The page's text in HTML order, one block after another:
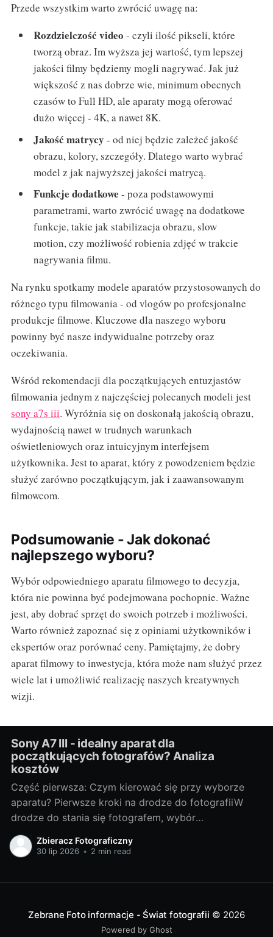
Przede wszystkim warto zwrócić uwagę na:
Rozdzielczość video - czyli ilość pikseli, które
tworzą obraz. Im wyższa jej wartość, tym lepszej
jakości filmy będziemy mogli nagrywać. Jak już
większość z nas dobrze wie, minimum obecnych
czasów to Full HD, ale aparaty mogą oferować
dużo więcej - 4K, a nawet 8K.
Jakość matrycy - od niej będzie zależeć jakość
obrazu, kolory, szczegóły. Dlatego warto wybrać
model z jak najwyższej jakości matrycą.
Funkcje dodatkowe - poza podstawowymi
parametrami, warto zwrócić uwagę na dodatkowe
funkcje, takie jak stabilizacja obrazu, slow
motion, czy możliwość robienia zdjęć w trakcie
nagrywania filmu.
Na rynku spotkamy modele aparatów przystosowanych do
różnego typu filmowania - od vlogów po profesjonalne
produkcje filmowe. Kluczowe dla naszego wyboru
powinny być nasze indywidualne potrzeby oraz
oczekiwania.
Wśród rekomendacji dla początkujących entuzjastów
filmowania jednym z najczęściej polecanych modeli jest
sony a7s iii. Wyróżnia się on doskonałą jakością obrazu,
wydajnością nawet w trudnych warunkach
oświetleniowych oraz intuicyjnym interfejsem
użytkownika. Jest to aparat, który z powodzeniem będzie
służyć zarówno początkującym, jak i zaawansowanym
filmowcom.
Podsumowanie - Jak dokonać
najlepszego wyboru?
Wybór odpowiedniego aparatu filmowego to decyzja,
która nie powinna być podejmowana pochopnie. Ważne
jest, aby dobrać sprzęt do swoich potrzeb i możliwości.
Warto również zapoznać się z opiniami użytkowników i
ekspertów oraz porównać ceny. Pamiętajmy, że dobry
aparat filmowy to inwestycja, która może nam służyć przez
wiele lat i umożliwić realizację naszych kreatywnych
wizji.
Sony A7 III - idealny aparat dla
początkujących fotografów? Analiza
kosztów
Część pierwsza: Czym kierować się przy wyborze
aparatu? Pierwsze kroki na drodze do fotografiiW
drodze do stania się fotografem, wybór
odpowiedniego sprzętu jest jednym z
najważniejszych kroków. Bez względu na to, czy
Zbieracz Fotograficzny
30 lip 2026 • 2 min read
Zebrane Foto informacje - Świat fotografii © 2026
Powered by Ghost